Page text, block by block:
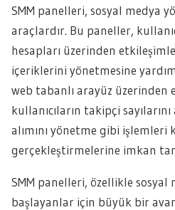
SMM panelleri, sosyal medya
araçlardır. Bu paneller,
hesapları üzerinden
içeriklerini yönetmesine
web tabanlı arayüz üzerinden
kullanıcıların takipçi
alımını yönetme gibi işlemleri
gerçekleştirmelerine imkan
SMM panelleri, özellikle sosyal
başlayanlar için büyük bir